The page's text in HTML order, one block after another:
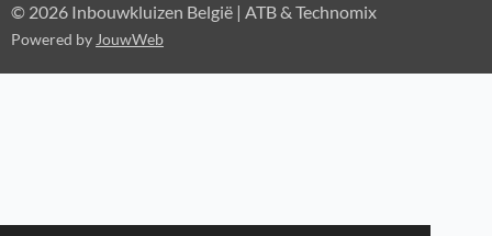
© 2026 Inbouwkluizen België | ATB & Technomix
Powered by JouwWeb